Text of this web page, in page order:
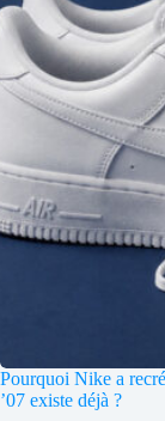
Pourquoi Nike a
’07 existe déjà ?